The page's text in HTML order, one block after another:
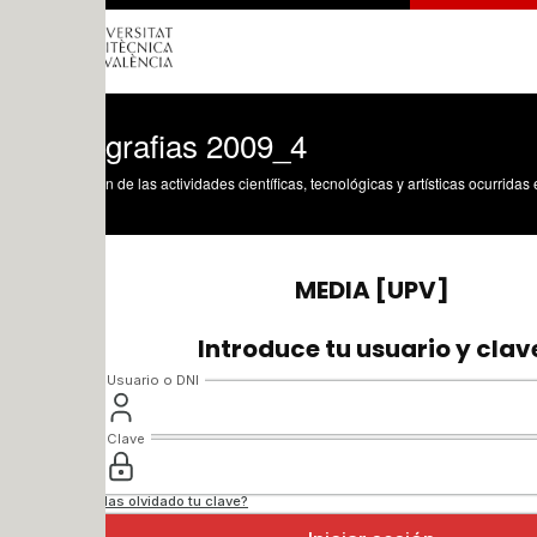
2009_4
de las actividades científicas, tecnológicas y artísticas ocurridas en los tres